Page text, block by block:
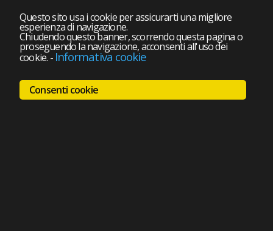
Questo sito usa i cookie per assicurarti una migliore
esperienza di navigazione.
Chiudendo questo banner, scorrendo questa pagina o
proseguendo la navigazione, acconsenti all'uso dei
cookie. - Informativa cookie
Consenti cookie